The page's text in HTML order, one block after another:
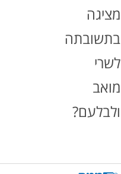
מציגה
בתשובתה
לשרי
מואב
ולבלעם?